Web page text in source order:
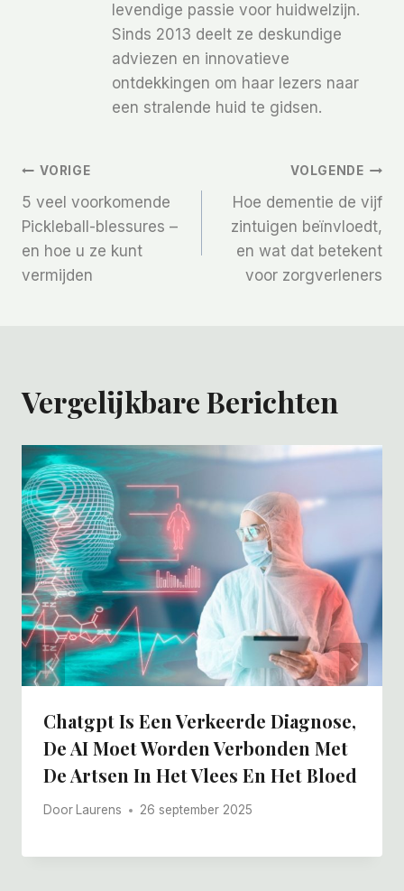
levendige passie voor huidwelzijn.
Sinds 2013 deelt ze deskundige
adviezen en innovatieve
ontdekkingen om haar lezers naar
een stralende huid te gidsen.
Bericht
Navigatie
VORIGE
5 veel voorkomende
Pickleball-blessures –
en hoe u ze kunt
vermijden
VOLGENDE
Hoe dementie de vijf
zintuigen beïnvloedt,
en wat dat betekent
voor zorgverleners
Vergelijkbare Berichten
Chatgpt Is Een Verkeerde Diagnose,
De AI Moet Worden Verbonden Met
De Artsen In Het Vlees En Het Bloed
Door Laurens 26 september 2025